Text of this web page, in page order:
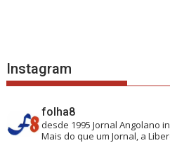
Instagram
folha8
desde 1995 Jornal Angolano
Mais do que um Jornal, a